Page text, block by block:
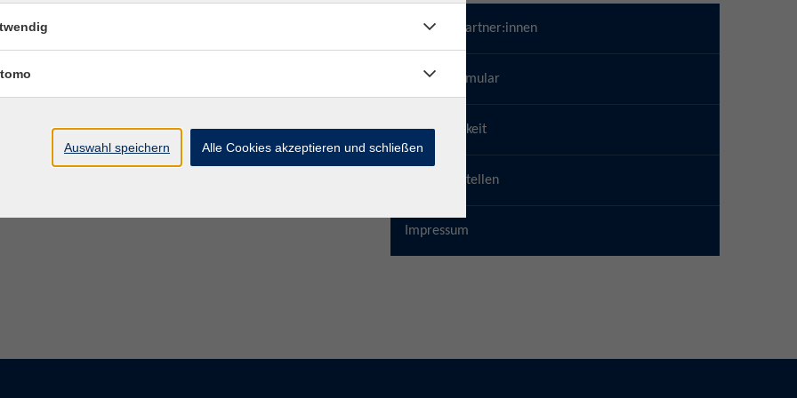
Ansprechpartner:innen
Kontaktformular
Erreichbarkeit
Geschäftsstellen
Impressum
Auswahl speichern Alle Cookies akzeptieren und schließen